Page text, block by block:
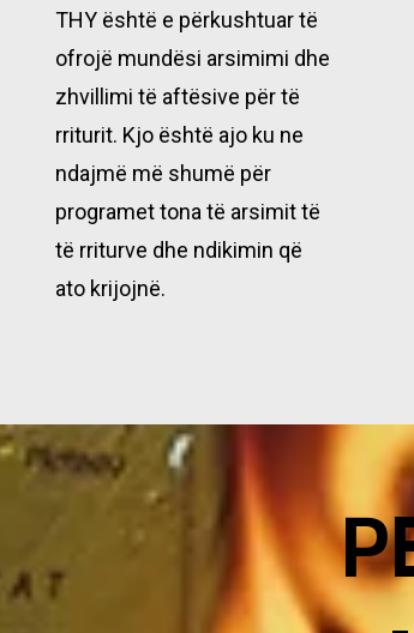
THY është e përkushtuar të
ofrojë mundësi arsimimi dhe
zhvillimi të aftësive për të
rriturit. Kjo është ajo ku ne
ndajmë më shumë për
programet tona të arsimit të
të rriturve dhe ndikimin që
ato krijojnë.